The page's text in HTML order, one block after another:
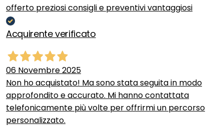
offerto preziosi consigli e preventivi vantaggiosi
Acquirente verificato
06 Novembre 2025
Non ho acquistato! Ma sono stata seguita in modo
approfondito e accurato. Mi hanno contattata
telefonicamente più volte per offrirmi un percorso
personalizzato.